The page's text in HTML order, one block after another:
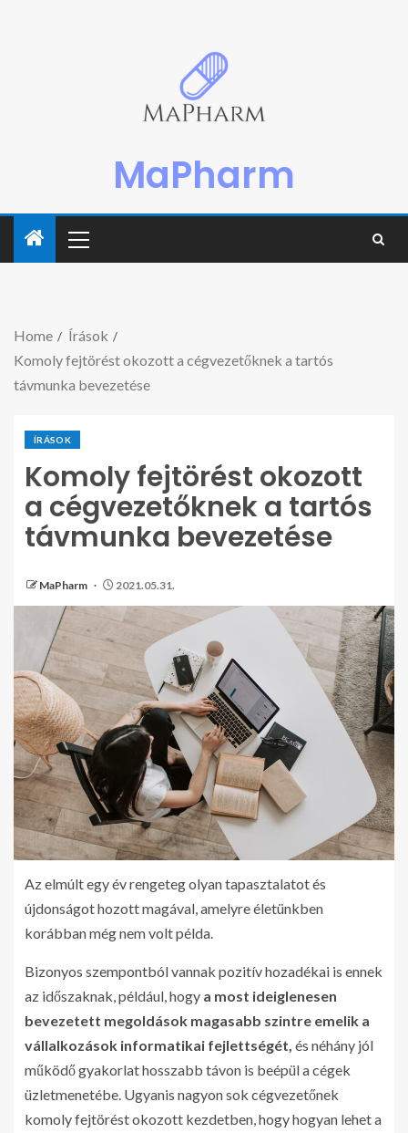
MaPharm
Home
Írások
Komoly fejtörést okozott a cégvezetőknek a tartós
távmunka bevezetése
ÍRÁSOK
Komoly fejtörést okozott
a cégvezetőknek a tartós
távmunka bevezetése
MaPharm 2021.05.31.
Az elmúlt egy év rengeteg olyan tapasztalatot és
újdonságot hozott magával, amelyre életünkben
korábban még nem volt példa.
Bizonyos szempontból vannak pozitív hozadékai is ennek
az időszaknak, például, hogy a most ideiglenesen
bevezetett megoldások magasabb szintre emelik a
vállalkozások informatikai fejlettségét, és néhány jól
működő gyakorlat hosszabb távon is beépül a cégek
üzletmenetébe. Ugyanis nagyon sok cégvezetőnek
komoly fejtörést okozott kezdetben, hogy hogyan lehet a